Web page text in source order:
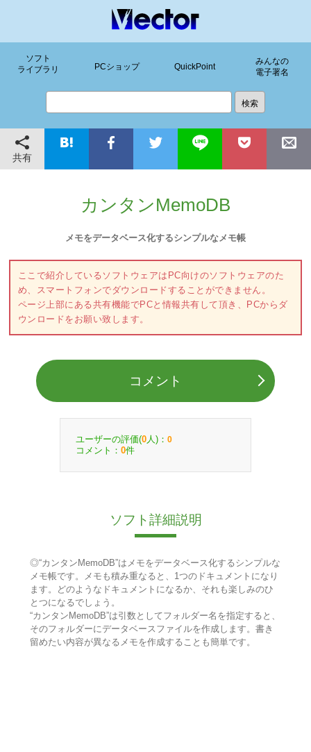
ソフト
ライブラリ
PCショップ QuickPoint
みんなの
電子署名
共有
カンタンMemoDB
メモをデータベース化するシンプルなメモ帳
ここで紹介しているソフトウェアはPC向けのソフトウェアのた
め、スマートフォンでダウンロードすることができません。
ページ上部にある共有機能でPCと情報共有して頂き、PCからダ
ウンロードをお願い致します。
コメント
ユーザーの評価(0 人)： 0
コメント： 0件
ソフト詳細説明
◎“カンタンMemoDB”はメモをデータベース化するシンプルな
メモ帳です。メモも積み重なると、1つのドキュメントになり
ます。どのようなドキュメントになるか、それも楽しみのひ
とつになるでしょう。
“カンタンMemoDB”は引数としてフォルダー名を指定すると、
そのフォルダーにデータベースファイルを作成します。書き
留めたい内容が異なるメモを作成することも簡単です。